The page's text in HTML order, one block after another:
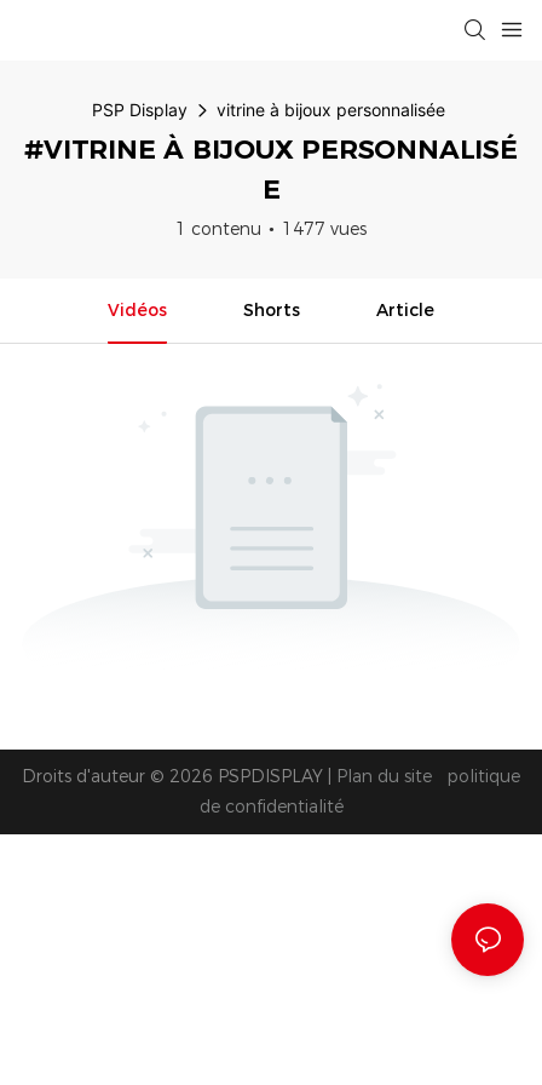
PSP Display vitrine à bijoux personnalisée
#VITRINE À BIJOUX PERSONNALISÉ
E
1 contenu 1477 vues
Vidéos Shorts Article
Droits d'auteur © 2026 PSPDISPLAY | Plan du site
politique
de confidentialité